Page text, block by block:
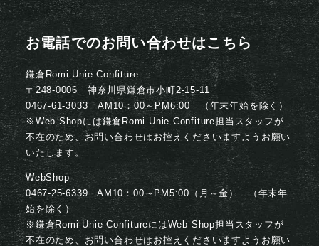
お電話でのお問い合わせはこちら
鎌倉Romi-Unie Confiture
〒248-0006 神奈川県鎌倉市小町2-15-11
0467-61-3033 AM10：00～PM6:00 （年末年始を除く）
※Web Shopには鎌倉Romi-Unie Confiture担当スタッフが
不在のため、お問い合わせはお控えくださいますようお願い
いたします。
WebShop
0467-25-6339 AM10：00～PM5:00（月～金） （年末年
始を除く）
※鎌倉Romi-Unie ConfitureにはWeb Shop担当スタッフが
不在のため、お問い合わせはお控えくださいますようお願い